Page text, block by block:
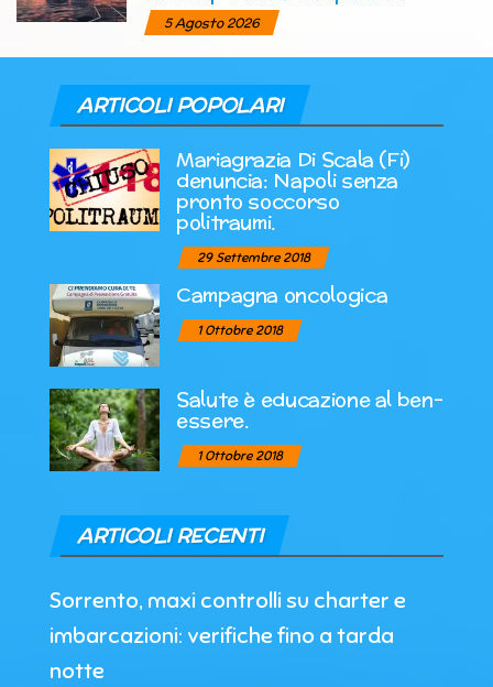
5 Agosto 2026
ARTICOLI POPOLARI
Mariagrazia Di Scala (Fi)
denuncia: Napoli senza
pronto soccorso
politraumi.
29 Settembre 2018
Campagna oncologica
1 Ottobre 2018
Salute è educazione al ben-
essere.
1 Ottobre 2018
ARTICOLI RECENTI
Sorrento, maxi controlli su charter e
imbarcazioni: verifiche fino a tarda
notte